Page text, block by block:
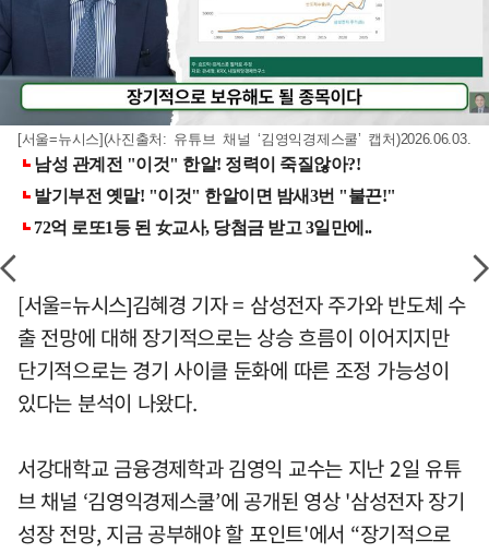
[서울=뉴시스](사진출처: 유튜브 채널 ‘김영익경제스쿨’ 캡처)2026.06.03.
[서울=뉴시스]김혜경 기자 = 삼성전자 주가와 반도체 수
출 전망에 대해 장기적으로는 상승 흐름이 이어지지만
단기적으로는 경기 사이클 둔화에 따른 조정 가능성이
있다는 분석이 나왔다.
서강대학교 금융경제학과 김영익 교수는 지난 2일 유튜
브 채널 ‘김영익경제스쿨’에 공개된 영상 '삼성전자 장기
성장 전망, 지금 공부해야 할 포인트'에서 “장기적으로